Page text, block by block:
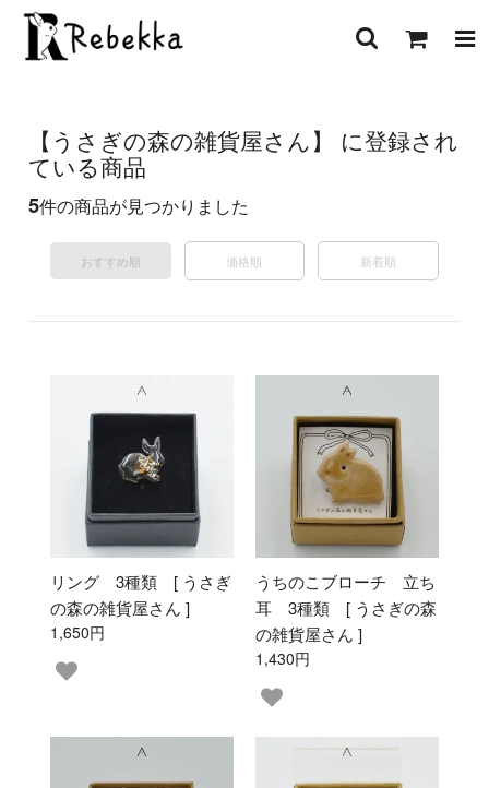
【うさぎの森の雑貨屋さん】 に登録され
ている商品
5件の商品が見つかりました
おすすめ順 価格順 新着順
リング 3種類 [ うさぎ
の森の雑貨屋さん ]
1,650円
うちのこブローチ 立ち
耳 3種類 [ うさぎの森
の雑貨屋さん ]
1,430円